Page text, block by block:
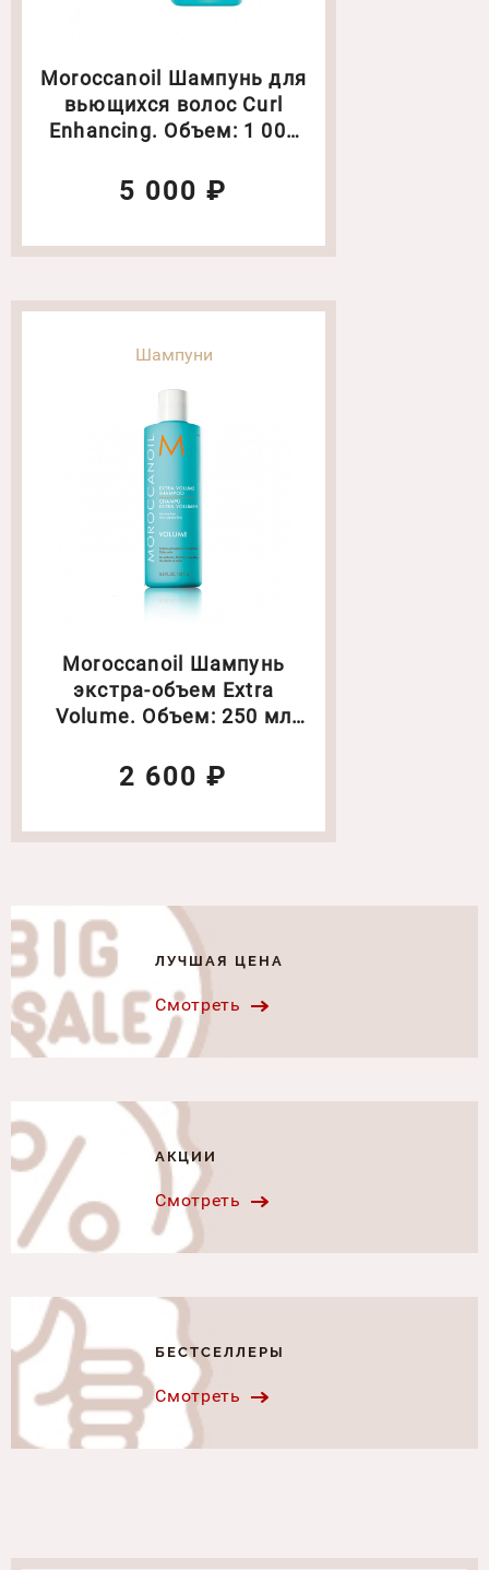
Moroccanoil Шампунь для
вьющихся волос Curl
Enhancing. Объем: 1 000
5 000 ₽
Шампуни
Moroccanoil Шампунь
экстра-объем Extra
Volume. Объем: 250 мл
2 600 ₽
ЛУЧШАЯ ЦЕНА
Смотреть
АКЦИИ
Смотреть
БЕСТСЕЛЛЕРЫ
Смотреть